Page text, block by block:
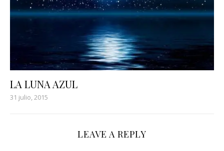
LA LUNA AZUL
31 julio, 2015
LEAVE A REPLY